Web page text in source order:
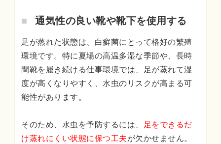
通気性の良い靴や靴下を使用する
足が蒸れた状態は、白癬菌にとって格好の繁殖
環境です。特に夏場の高温多湿な季節や、長時
間靴を履き続ける仕事環境では、足が蒸れて湿
度が高くなりやすく、水虫のリスクが高まる可
能性があります。
そのため、水虫を予防するには、 足をできるだ
け蒸れにくい状態に保つ工夫が欠かせません。